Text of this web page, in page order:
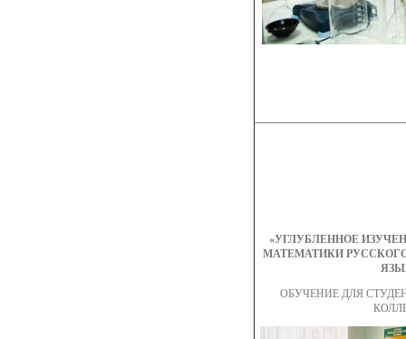
«УГЛУБЛЕННОЕ
МАТЕМАТИКИ
ОБУЧЕНИЕ ДЛЯ